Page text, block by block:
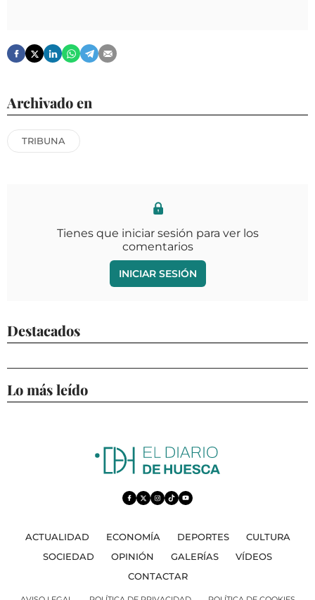
Archivado en
TRIBUNA
Tienes que iniciar sesión para ver los
comentarios
INICIAR SESIÓN
Destacados
Lo más leído
ACTUALIDAD ECONOMÍA DEPORTES
CULTURA
SOCIEDAD
OPINIÓN GALERÍAS
VÍDEOS
CONTACTAR